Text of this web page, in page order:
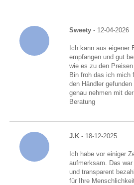
Sweety - 12-04-2026
Ich kann aus eigener
empfangen und gut
wie es zu den
Bin froh das ich mich
den Händler
genau nehmen mit
Beratung
J.K - 18-12-2025
Ich habe vor einiger
aufmerksam. Das
und transparent
für Ihre